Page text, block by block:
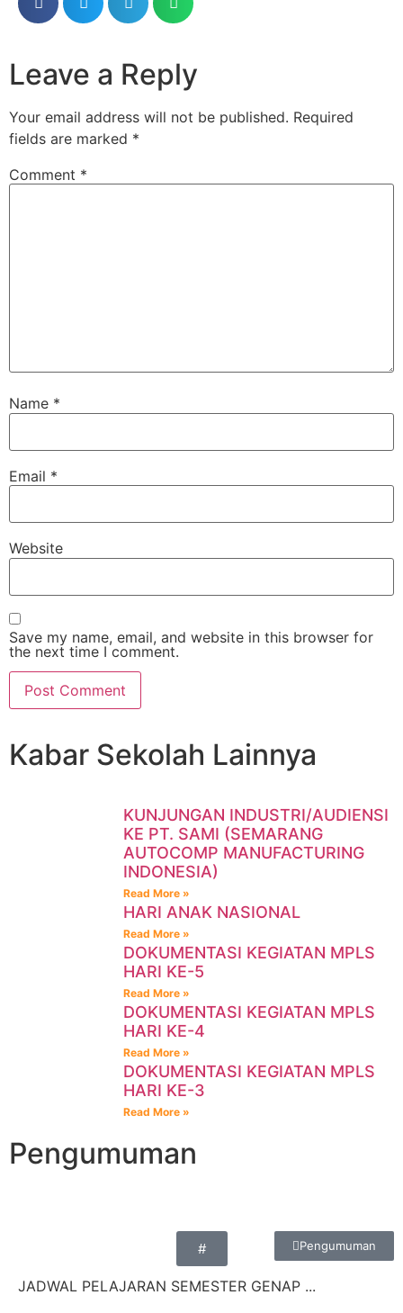
Leave a Reply
Your email address will not be published. Required
fields are marked *
Comment *
Name *
Email *
Website
Save my name, email, and website in this browser for
the next time I comment.
Kabar Sekolah Lainnya
KUNJUNGAN INDUSTRI/AUDIENSI
KE PT. SAMI (SEMARANG
AUTOCOMP MANUFACTURING
INDONESIA)
Read More »
HARI ANAK NASIONAL
Read More »
DOKUMENTASI KEGIATAN MPLS
HARI KE-5
Read More »
DOKUMENTASI KEGIATAN MPLS
HARI KE-4
Read More »
DOKUMENTASI KEGIATAN MPLS
HARI KE-3
Read More »
Pengumuman
Pengumuman
#
JADWAL PELAJARAN SEMESTER GENAP ...